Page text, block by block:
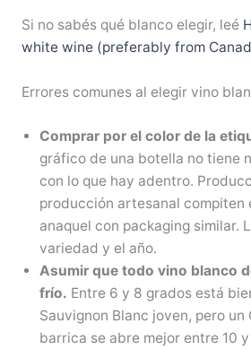
Si no sabés qué blanco elegir, leé
white wine (preferably from
Errores comunes al elegir vino
Comprar por el color de la
gráfico de una botella no tiene
con lo que hay adentro.
producción artesanal compiten
anaquel con packaging similar.
variedad y el año.
Asumir que todo vino blanco
frío. Entre 6 y 8 grados está
Sauvignon Blanc joven, pero un
barrica se abre mejor entre 10